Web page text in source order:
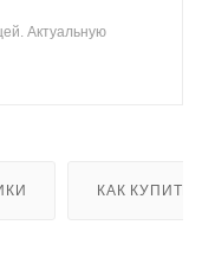
Актуальную
КАК КУПИТЬ